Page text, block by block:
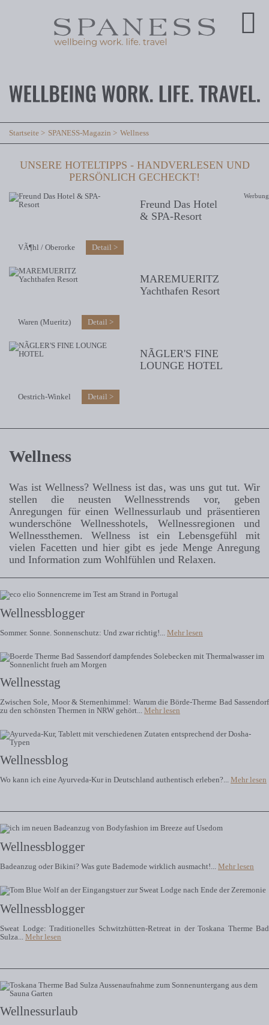
Startseite SPANESS-Magazin Wellness
UNSERE HOTELTIPPS - HANDVERLESEN UND
PERSÖNLICH GECHECKT!
Werbung
Freund Das Hotel
& SPA-Resort
VÃ¶hl / Oberorke Detail
MAREMUERITZ
Yachthafen Resort
Waren (Mueritz) Detail
NÃGLER'S FINE
LOUNGE HOTEL
Oestrich-Winkel Detail
Wellness
Was ist Wellness? Wellness ist das, was uns gut tut. Wir
stellen die neusten Wellnesstrends vor, geben
Anregungen für einen Wellnessurlaub und präsentieren
wunderschöne Wellnesshotels, Wellnessregionen und
Wellnessthemen. Wellness ist ein Lebensgefühl mit
vielen Facetten und hier gibt es jede Menge Anregung
und Information zum Wohlfühlen und Relaxen.
Wellnessblogger
Sommer. Sonne. Sonnenschutz: Und zwar richtig!... Mehr lesen
Wellnesstag
Zwischen Sole, Moor & Sternenhimmel: Warum die Börde-Therme Bad Sassendorf
zu den schönsten Thermen in NRW gehört... Mehr lesen
Wellnessblog
Wo kann ich eine Ayurveda-Kur in Deutschland authentisch erleben?... Mehr lesen
Wellnessblogger
Badeanzug oder Bikini? Was gute Bademode wirklich ausmacht!... Mehr lesen
Wellnessblogger
Sweat Lodge: Traditionelles Schwitzhütten-Retreat in der Toskana Therme Bad
Sulza... Mehr lesen
Wellnessurlaub